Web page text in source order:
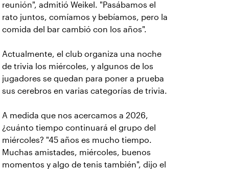
reunión", admitió Weikel. "Pasábamos el
rato juntos, comíamos y bebíamos, pero la
comida del bar cambió con los años".
Actualmente, el club organiza una noche
de trivia los miércoles, y algunos de los
jugadores se quedan para poner a prueba
sus cerebros en varias categorías de trivia.
A medida que nos acercamos a 2026,
¿cuánto tiempo continuará el grupo del
miércoles? "45 años es mucho tiempo.
Muchas amistades, miércoles, buenos
momentos y algo de tenis también", dijo el